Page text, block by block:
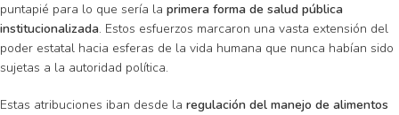
puntapié para lo que sería la primera forma de salud pública
institucionalizada. Estos esfuerzos marcaron una vasta extensión del
poder estatal hacia esferas de la vida humana que nunca habían sido
sujetas a la autoridad política.
Estas atribuciones iban desde la regulación del manejo de alimentos